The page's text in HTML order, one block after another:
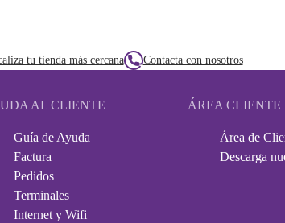
tu tienda más cercana Contacta con nosotros
AL CLIENTE
Guía de Ayuda
Factura
Pedidos
Terminales
Internet y Wifi
ÁREA CLIENTE
Área de
Descarga